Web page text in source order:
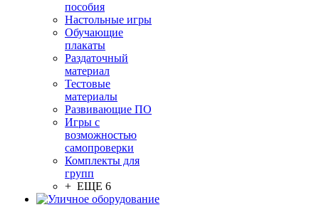
пособия
Настольные игры
Обучающие
плакаты
Раздаточный
материал
Тестовые
материалы
Развивающие ПО
Игры с
возможностью
самопроверки
Комплекты для
групп
+ ЕЩЕ 6